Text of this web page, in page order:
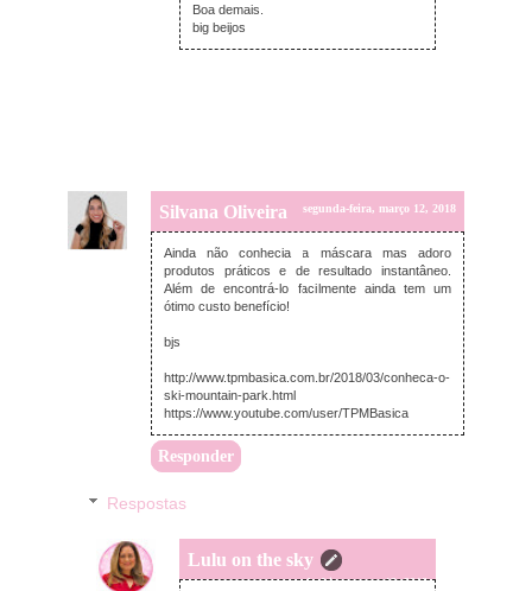
Boa demais.
big beijos
Silvana Oliveira segunda-feira, março 12, 2018
Ainda não conhecia a máscara mas adoro
produtos práticos e de resultado instantâneo.
Além de encontrá-lo facilmente ainda tem um
ótimo custo benefício!
bjs
http://www.tpmbasica.com.br/2018/03/conheca-o-
ski-mountain-park.html
https://www.youtube.com/user/TPMBasica
Responder
Respostas
Lulu on the sky
segunda-feira, março 12, 2018